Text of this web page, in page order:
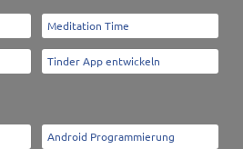
Meditation Time
Tinder App entwickeln
Android Programmierung